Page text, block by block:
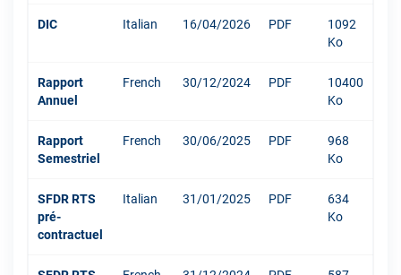
DIC Italian 16/04/2026 PDF
1092
Ko
Rapport
Annuel
French 30/12/2024 PDF
10400
Ko
Rapport
Semestriel
French 30/06/2025 PDF
968
Ko
SFDR RTS
pré-
contractuel
Italian 31/01/2025 PDF
634
Ko